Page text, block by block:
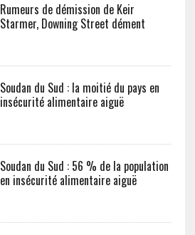
Rumeurs de démission de Keir
Starmer, Downing Street dément
Soudan du Sud : la moitié du pays en
insécurité alimentaire aiguë
Soudan du Sud : 56 % de la population
en insécurité alimentaire aiguë